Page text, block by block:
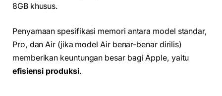
8GB khusus.
Penyamaan spesifikasi memori antara model standar,
Pro, dan Air (jika model Air benar-benar dirilis)
memberikan keuntungan besar bagi Apple, yaitu
efisiensi produksi.